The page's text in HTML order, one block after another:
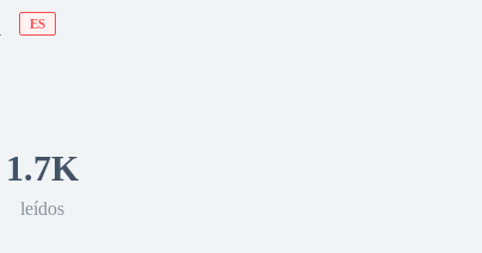
ES
1.7K
leídos